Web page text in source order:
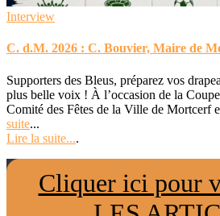
Interview
C. d.M. 2026 : C. Bouvier, Maire de
Supporters des Bleus, préparez vos
plus belle voix ! À l’occasion de la
Comité des Fêtes de la Ville de Mortcerf
suite...
Lire la suite....
Cliquer ici pour